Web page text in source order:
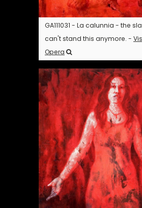
GA111031 - La calunnia - the
can't stand this anymore. -
Opera